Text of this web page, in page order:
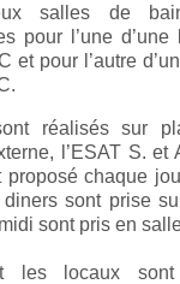
salles de
pour l’une d’une
et pour l’autre
réalisés sur
l’ESAT S. et
proposé chaque
sont prise
sont pris en
les locaux sont